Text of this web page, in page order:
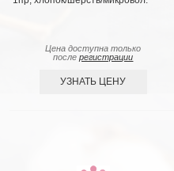
Цена доступна только
послерегистрации
УЗНАТЬ ЦЕНУ